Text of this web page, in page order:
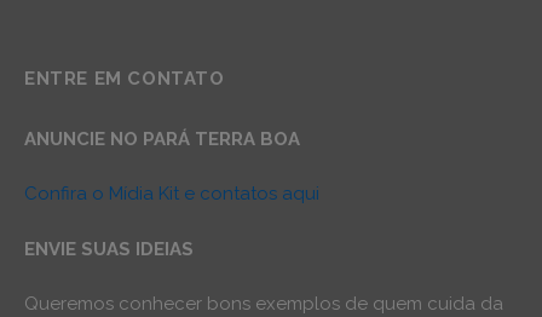
ENTRE EM CONTATO
ANUNCIE NO PARÁ TERRA BOA
Confira o Mídia Kit e contatos aqui
ENVIE SUAS IDEIAS
Queremos conhecer bons exemplos de quem cuida da